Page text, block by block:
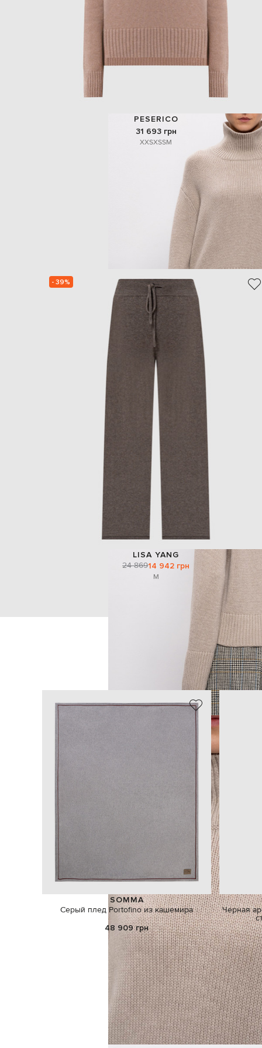
PESERICO
31 693 грн
XXSXSSM
- 39%
LISA YANG
24 86914 942 грн
M
SOMMA
Серый плед Portofino из кашемира
48 909 грн
Черная